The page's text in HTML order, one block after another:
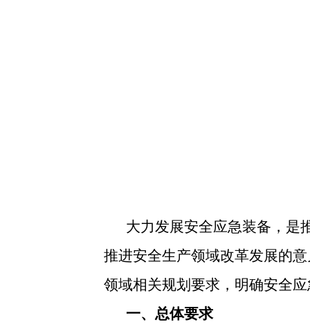
大力发展安全应急装备，是
推进安全生产领域改革发展的
领域相关规划要求，明确安全
一、总体要求